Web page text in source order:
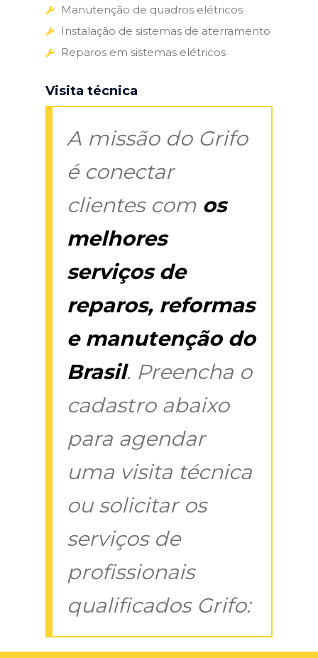
Manutenção de quadros elétricos
Instalação de sistemas de aterramento
Reparos em sistemas elétricos
Visita técnica
A missão do Grifo
é conectar
clientes com os
melhores
serviços de
reparos, reformas
e manutenção do
Brasil. Preencha o
cadastro abaixo
para agendar
uma visita técnica
ou solicitar os
serviços de
profissionais
qualificados Grifo: